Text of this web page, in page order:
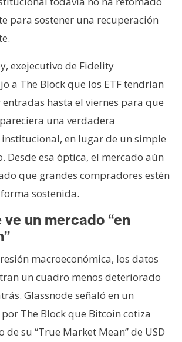
para sostener una recuperación
exejecutivo de Fidelity
a The Block que los ETF tendrían
hasta el viernes para que
una verdadera
en lugar de un simple
Desde esa óptica, el mercado aún
que grandes compradores estén
sostenida.
un mercado “en
macroeconómica, los datos
un cuadro menos deteriorado
Glassnode señaló en un
The Block que Bitcoin cotiza
de su “True Market Mean” de USD